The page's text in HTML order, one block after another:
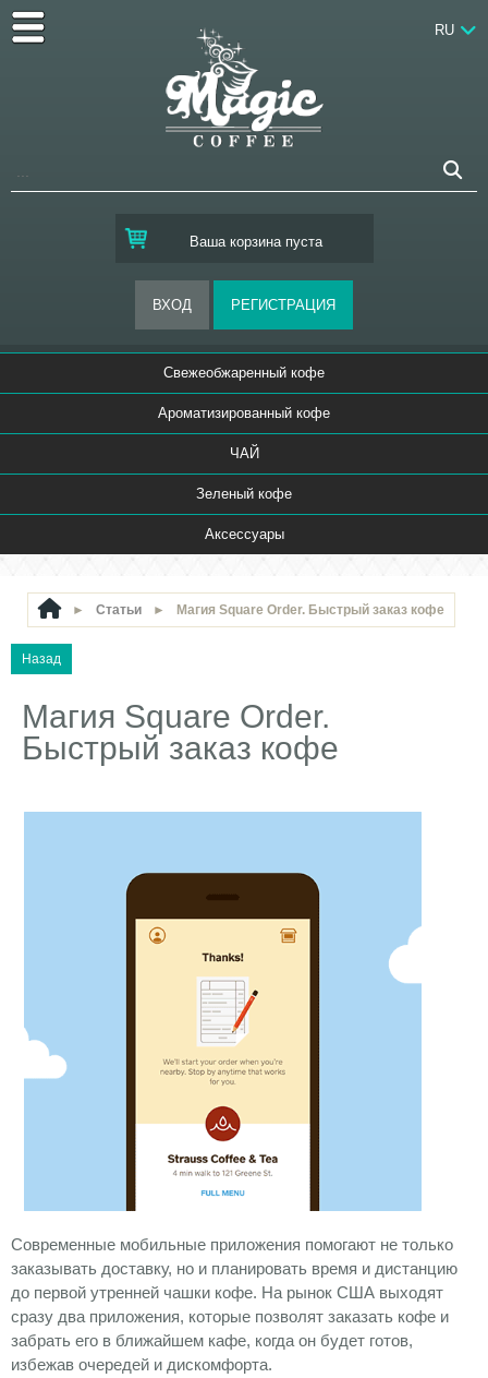
Ваша корзина пуста
RU
Свежеобжаренный кофе
Ароматизированный кофе
ЧАЙ
Зеленый кофе
Аксессуары
► Статьи ► Магия Square Order. Быстрый заказ кофе
Магия Square Order.
Быстрый заказ кофе
Современные мобильные приложения помогают не только
заказывать доставку, но и планировать время и дистанцию
до первой утренней чашки кофе. На рынок США выходят
сразу два приложения, которые позволят заказать кофе и
забрать его в ближайшем кафе, когда он будет готов,
избежав очередей и дискомфорта.